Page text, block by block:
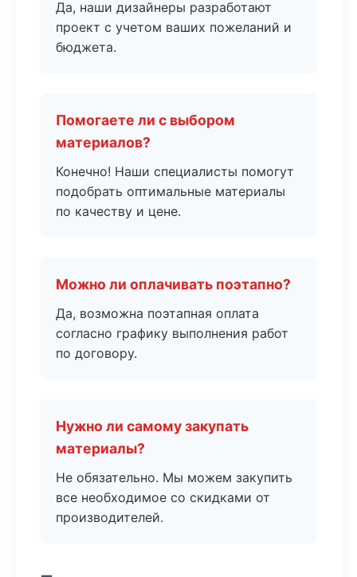
Да, наши дизайнеры разработают
проект с учетом ваших пожеланий и
бюджета.
Помогаете ли с выбором
материалов?
Конечно! Наши специалисты помогут
подобрать оптимальные материалы
по качеству и цене.
Можно ли оплачивать поэтапно?
Да, возможна поэтапная оплата
согласно графику выполнения работ
по договору.
Нужно ли самому закупать
материалы?
Не обязательно. Мы можем закупить
все необходимое со скидками от
производителей.